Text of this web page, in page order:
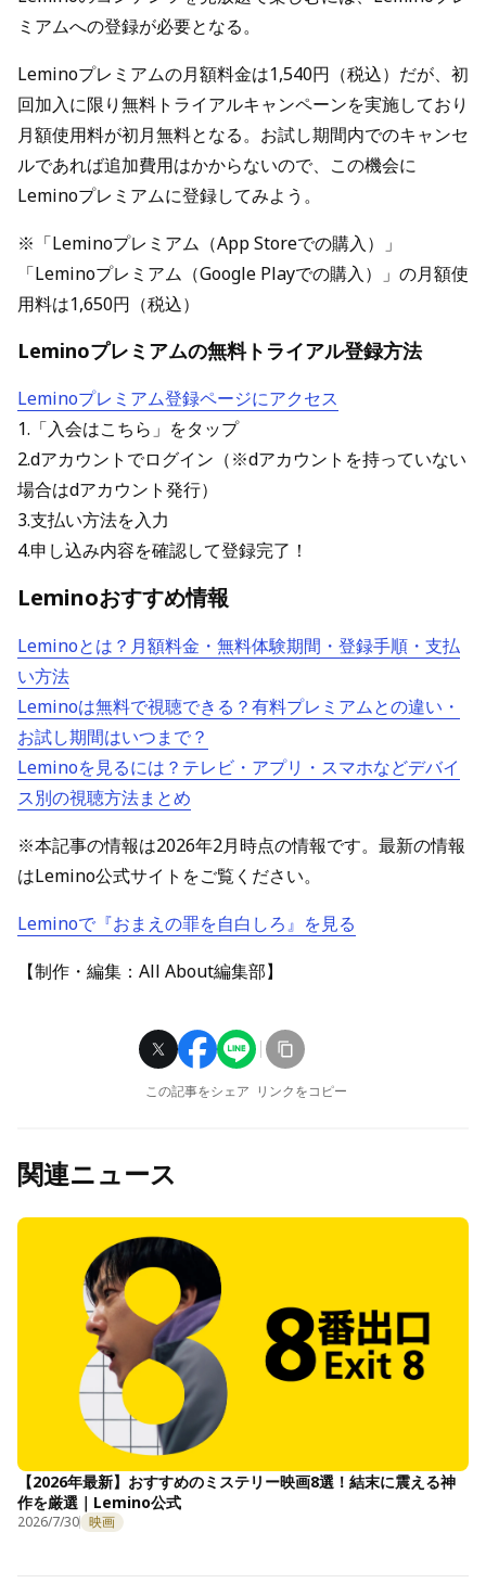
ミアムへの登録が必要となる。
Leminoプレミアムの月額料金は1,540円（税込）だが、初
回加入に限り無料トライアルキャンペーンを実施しており
月額使用料が初月無料となる。お試し期間内でのキャンセ
ルであれば追加費用はかからないので、この機会に
Leminoプレミアムに登録してみよう。
※「Leminoプレミアム（App Storeでの購入）」
「Leminoプレミアム（Google Playでの購入）」の月額使
用料は1,650円（税込）
Leminoプレミアムの無料トライアル登録方法
Leminoプレミアム登録ページにアクセス
1.「入会はこちら」をタップ
2.dアカウントでログイン（※dアカウントを持っていない
場合はdアカウント発行）
3.支払い方法を入力
4.申し込み内容を確認して登録完了！
Leminoおすすめ情報
Leminoとは？月額料金・無料体験期間・登録手順・支払
い方法
Leminoは無料で視聴できる？有料プレミアムとの違い・
お試し期間はいつまで？
Leminoを見るには？テレビ・アプリ・スマホなどデバイ
ス別の視聴方法まとめ
※本記事の情報は2026年2月時点の情報です。最新の情報
はLemino公式サイトをご覧ください。
Leminoで『おまえの罪を自白しろ』を見る
【制作・編集：All About編集部】
この記事をシェア リンクをコピー
関連ニュース
【2026年最新】おすすめのミステリー映画8選！結末に震える神
作を厳選｜Lemino公式
2026/7/30 映画